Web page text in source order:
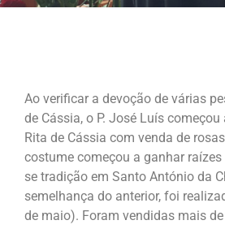
Ao verificar a devoção de várias
de Cássia, o P. José Luís
Rita de Cássia com venda de
costume começou a ganhar raízes
se tradição em Santo António da
semelhança do anterior, foi
de maio). Foram vendidas mais